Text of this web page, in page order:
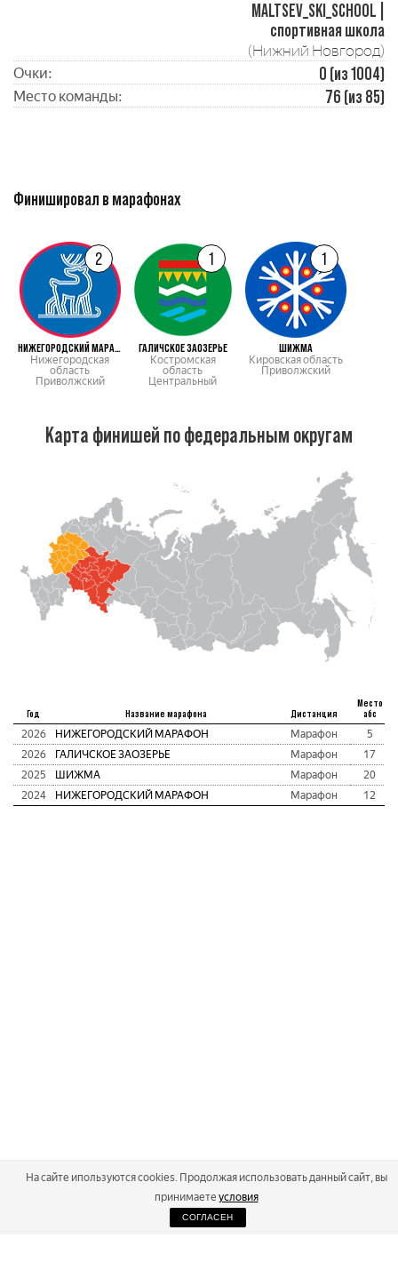
MALTSEV_SKI_SCHOOL |
спортивная школа
(Нижний Новгород)
Очки: 0 (из 1004)
Место команды: 76 (из 85)
Финишировал в марафонах
2
НИЖЕГОРОДСКИЙ МАРАФОН
Нижегородская
область
Приволжский
1
ГАЛИЧСКОЕ ЗАОЗЕРЬЕ
Костромская
область
Центральный
1
ШИЖМА
Кировская область
Приволжский
Карта финишей по федеральным округам
Год Название марафона Дистанция
Место
абс
2026 НИЖЕГОРОДСКИЙ МАРАФОН Марафон
5
2026
ГАЛИЧСКОЕ ЗАОЗЕРЬЕ Марафон
17
2025
ШИЖМА Марафон
20
2024
НИЖЕГОРОДСКИЙ МАРАФОН Марафон 12
На сайте ипользуются cookies. Продолжая использовать данный сайт, вы
принимаете условия
СОГЛАСЕН